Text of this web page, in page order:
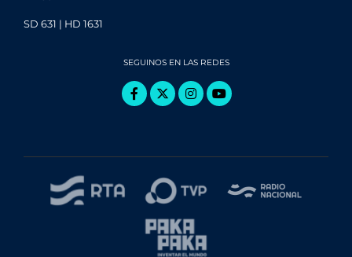
SD 631 | HD 1631
SEGUINOS EN LAS REDES